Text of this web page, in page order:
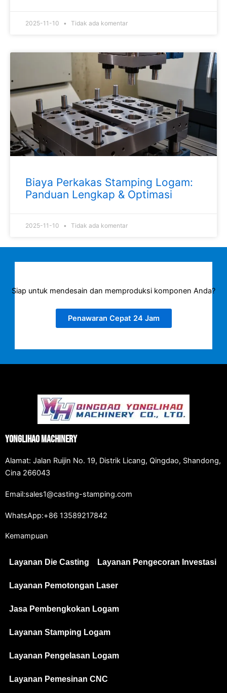
2025-11-10 Tidak ada komentar
Biaya Perkakas Stamping Logam:
Panduan Lengkap & Optimasi
2025-11-10 Tidak ada komentar
Siap untuk mendesain dan memproduksi komponen Anda?
Penawaran Cepat 24 Jam
Yonglihao Machinery
Alamat: Jalan Ruijin No. 19, Distrik Licang, Qingdao, Shandong,
Cina 266043
Email:sales1@casting-stamping.com
WhatsApp:+86 13589217842
Kemampuan
Layanan Die Casting Layanan Pengecoran Investasi
Layanan Pemotongan Laser
Jasa Pembengkokan Logam
Layanan Stamping Logam
Layanan Pengelasan Logam
Layanan Pemesinan CNC